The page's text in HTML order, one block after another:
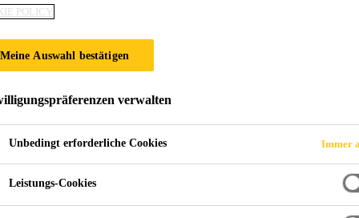
für schnellere Montage mit weniger
POLICY
Meine Auswahl bestätigen
verwalten
Unbedingt erforderliche Cookies Immer
Leistungs-Cookies